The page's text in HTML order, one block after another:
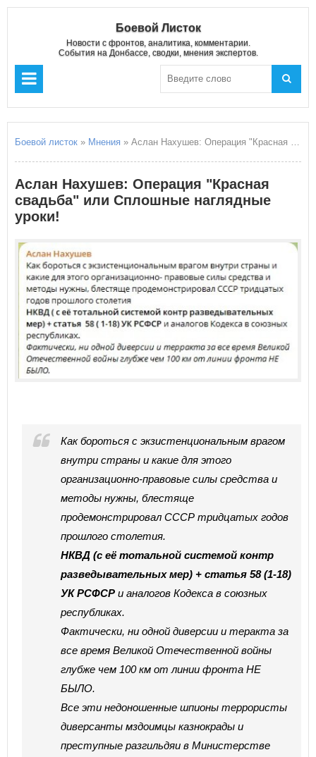
Боевой Листок
Новости с фронтов, аналитика, комментарии.
События на Донбассе, сводки, мнения экспертов.
Боевой листок » Мнения » Аслан Нахушев: Операция "Красная свадьба" или Сплошные наглядные уроки!
Аслан Нахушев: Операция "Красная
свадьба" или Сплошные наглядные
уроки!
Как бороться с экзистенциональным врагом
внутри страны и какие для этого
организационно-правовые силы средства и
методы нужны, блестяще
продемонстрировал СССР тридцатых годов
прошлого столетия.
НКВД (с её тотальной системой контр
разведывательных мер) + статья 58 (1-18)
УК РСФСР и аналогов Кодекса в союзных
республиках.
Фактически, ни одной диверсии и теракта за
все время Великой Отечественной войны
глубже чем 100 км от линии фронта НЕ
БЫЛО.
Все эти недоношенные шпионы террористы
диверсанты мздоимцы казнокрады и
преступные разгильдяи в Министерстве